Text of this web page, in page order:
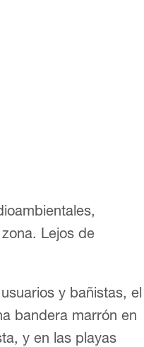
Lejos de
y bañistas, el
bandera marrón en
y en las playas